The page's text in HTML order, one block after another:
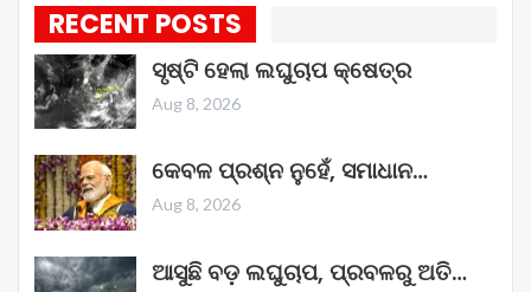
RECENT POSTS
ସୃଷ୍ଟି ହେଲା ଲଘୁଚାପ କ୍ଷେତ୍ର
Aug 8, 2026
କେବଳ ପ୍ରଶ୍ନ ନୁହେଁ, ସମାଧାନ…
Aug 8, 2026
ଆସୁଛି ବଡ଼ ଲଘୁଚାପ, ପ୍ରବଳରୁ ଅତି…